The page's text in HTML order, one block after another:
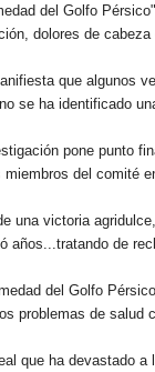
del Golfo
dolores de
que algunos
se ha identificado
pone punto
miembros del comité
una victoria
años...tratando de
del Golfo
problemas de salud
que ha devastado